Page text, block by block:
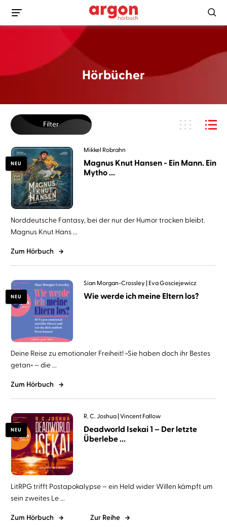
Hörbücher
Filter
NEU
Mikkel Robrahn
Magnus Knut Hansen - Ein Mann. Ein
Mytho ...
Norddeutsche Fantasy, bei der nur der Humor trocken bleibt.
Magnus Knut Hans ...
Zum Hörbuch
NEU
Sian Morgan-Crossley Eva Gosciejewicz
Wie werde ich meine Eltern los?
Deine Reise zu emotionaler Freiheit! »Sie haben doch ihr Bestes
getan« – die ...
Zum Hörbuch
NEU
R. C. Joshua Vincent Fallow
Deadworld Isekai 1 – Der letzte
Überlebe ...
LitRPG trifft Postapokalypse – ein Held wider Willen kämpft um
sein zweites Le ...
Zum Hörbuch Zur Reihe